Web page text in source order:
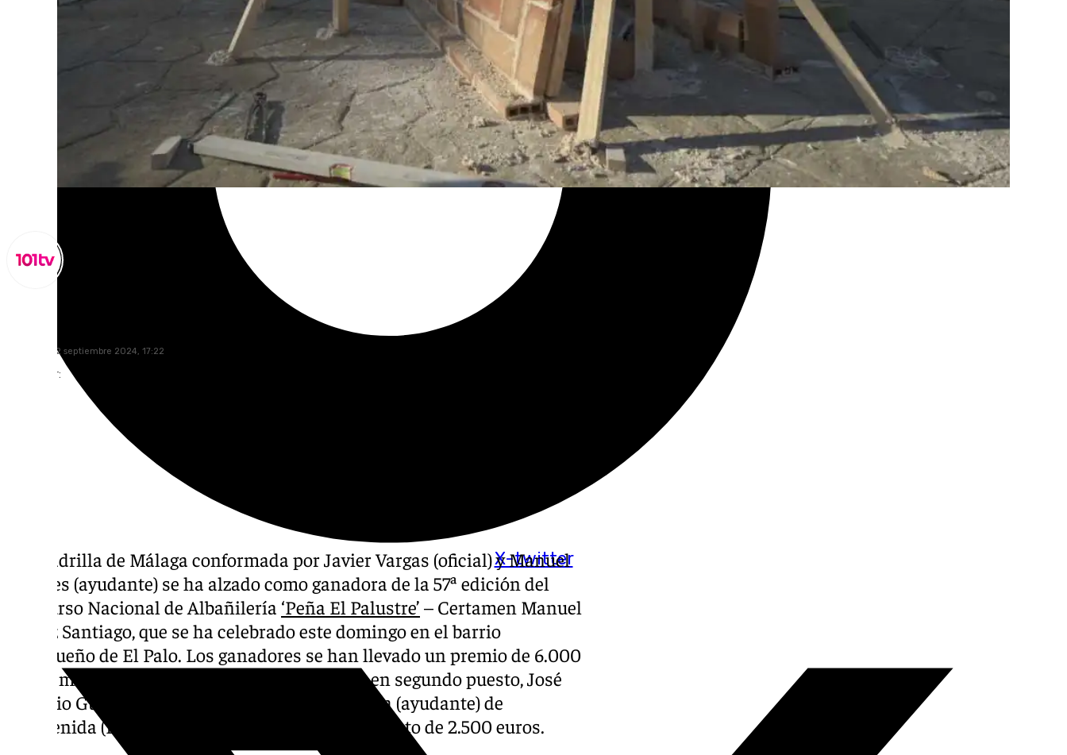
X-twitter
domingo, 22 septiembre 2024, 17:22
Compartir:
La cuadrilla de Málaga conformada por Javier Vargas (oficial) y Manuel
Fuentes (ayudante) se ha alzado como ganadora de la 57ª edición del
Concurso Nacional de Albañilería ‘Peña El Palustre’ – Certamen Manuel
Peláez Santiago, que se ha celebrado este domingo en el barrio
malagueño de El Palo. Los ganadores se han llevado un premio de 6.000
euros; mientras que la pareja que ha quedado en segundo puesto, José
Antonio Guerrero Flores (oficial) y Manuel Sierra (ayudante) de
Bienvenida (Badajoz), ha logrado un reconocimiento de 2.500 euros.